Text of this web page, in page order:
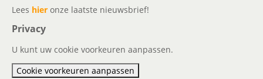
Lees hier onze laatste nieuwsbrief!
Privacy
U kunt uw cookie voorkeuren aanpassen.
Cookie voorkeuren aanpassen